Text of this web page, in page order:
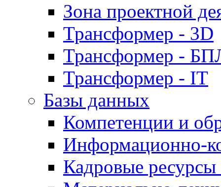
Зона проектной
Трансформер - 3D
Трансформер -
Трансформер - IT
Базы данных
Компетенции и
Информационно-
Кадровые